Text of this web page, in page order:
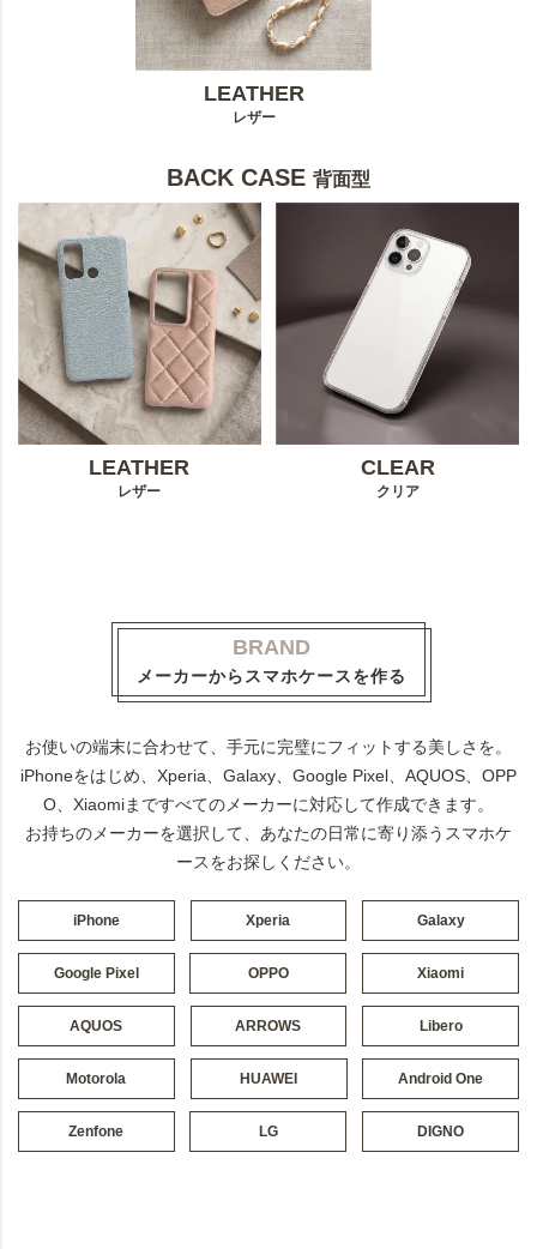
LEATHER
レザー
BACK CASE 背面型
LEATHER
レザー
CLEAR
クリア
BRAND
メーカーからスマホケースを作る
お使いの端末に合わせて、手元に完璧にフィットする美しさを。
iPhoneをはじめ、Xperia、Galaxy、Google Pixel、AQUOS、OPP
O、Xiaomiまですべてのメーカーに対応して作成できます。
お持ちのメーカーを選択して、あなたの日常に寄り添うスマホケ
ースをお探しください。
iPhone Xperia Galaxy
Google Pixel OPPO Xiaomi
AQUOS ARROWS Libero
Motorola HUAWEI Android One
Zenfone LG DIGNO